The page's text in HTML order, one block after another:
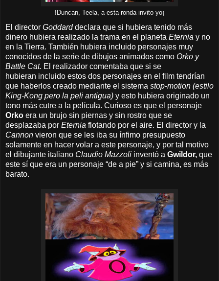
!Duncan, Teela, a esta ronda invito yo¡
El director Goddarddeclara que si hubiera tenido más
dinero hubiera realizado la trama en el planeta Eternia y no
en la Tierra. También hubiera incluido personajes muy
conocidos de la serie de dibujos animados como Orko y
Battle Cat. El realizador comentaba que si se
hubieran incluido estos dos personajes en el film tendrían
que haberlos creado mediante el sistema stop-motion (estilo
King-Kong pero la peli antigua) y esto hubiera originado un
tono más cutre a la película. Curioso es que el personaje
Orko era un brujo sin piernas y sin rostro que se
desplazaba por Eternia flotando por el aire. El director y la
Cannon vieron que se les iba su ínfimo presupuesto
solamente en hacer volar a este personaje, y por tal motivo
el dibujante italiano Claudio Mazzoli inventó a Gwildor, que
este sí que era un personaje “de a pie” y si camina, es más
barato.